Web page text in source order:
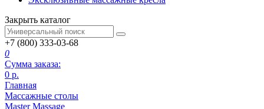
Закрыть каталог
+7 (800) 333-03-68
0
Сумма заказа:
0 р.
Главная
Массажные столы
Master Massage